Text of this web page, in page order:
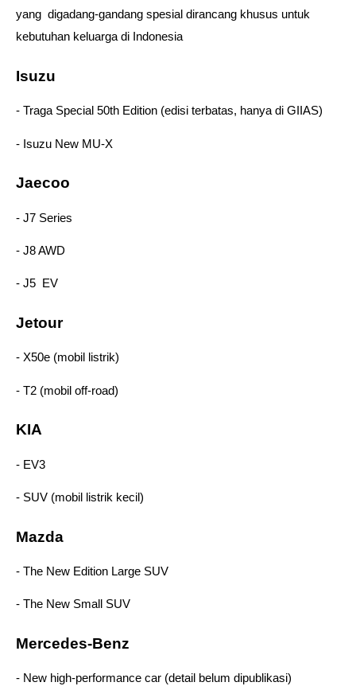
yang  digadang-gandang spesial dirancang khusus untuk
kebutuhan keluarga di Indonesia
Isuzu
- Traga Special 50th Edition (edisi terbatas, hanya di GIIAS)
- Isuzu New MU‑X
Jaecoo
- J7 Series
- J8 AWD
- J5  EV
Jetour
- X50e (mobil listrik)
- T2 (mobil off-road)
KIA
- EV3
- SUV (mobil listrik kecil)
Mazda
- The New Edition Large SUV
- The New Small SUV
Mercedes‑Benz
- New high‑performance car (detail belum dipublikasi)